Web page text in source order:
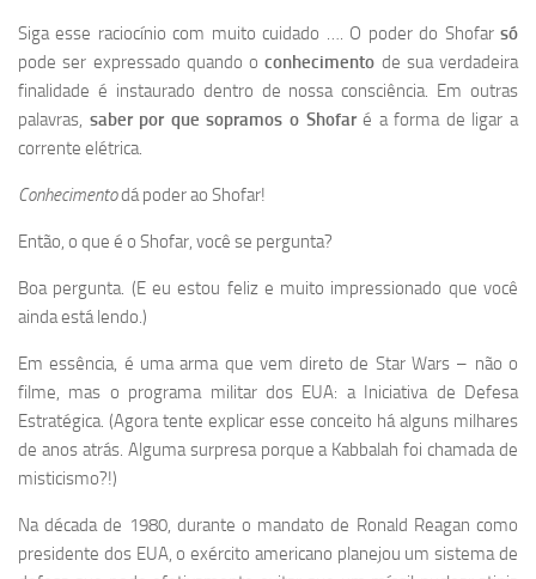
Siga esse raciocínio com muito cuidado …. O poder do Shofar só
pode ser expressado quando oconhecimento de sua verdadeira
finalidade é instaurado dentro de nossa consciência. Em outras
palavras, saber por que sopramos o Shofaré a forma de ligar a
corrente elétrica.
Conhecimentodá poder ao Shofar!
Então, o que é o Shofar, você se pergunta?
Boa pergunta. (E eu estou feliz e muito impressionado que você
ainda está lendo.)
Em essência, é uma arma que vem direto de Star Wars – não o
filme, mas o programa militar dos EUA: a Iniciativa de Defesa
Estratégica. (Agora tente explicar esse conceito há alguns milhares
de anos atrás. Alguma surpresa porque a Kabbalah foi chamada de
misticismo?!)
Na década de 1980, durante o mandato de Ronald Reagan como
presidente dos EUA, o exército americano planejou um sistema de